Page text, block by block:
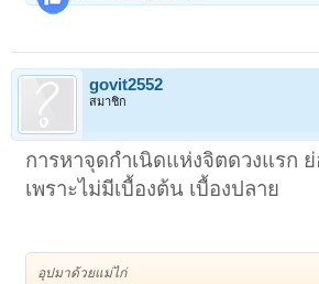
govit2552
สมาชิก
การหาจุดกำเนิดแห่งจิตดวงแรก ย่
เพราะไม่มีเบื้องต้น เบื้องปลาย
อุปมาด้วยแม่ไก่